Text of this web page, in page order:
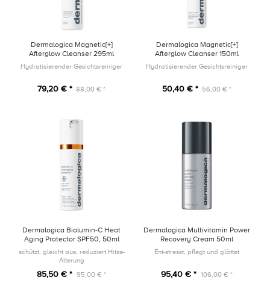
Dermalogica Magnetic[+]
Afterglow Cleanser 295ml
Hydratisierender Gesichtsreiniger
79,20 € * 88,00 € *
Dermalogica Magnetic[+]
Afterglow Cleanser 150ml
Hydratisierender Gesichtsreiniger
50,40 € * 56,00 € *
Dermalogica Biolumin-C Heat
Aging Protector SPF50, 50ml
schützt, gleicht aus, reduziert Hitze-
Alterung
85,50 € * 95,00 € *
Dermalogica Multivitamin Power
Recovery Cream 50ml
Ent-stresst, pflegt und glättet
95,40 € * 106,00 € *